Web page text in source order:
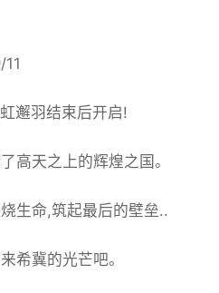
邂羽结束后开启!
高天之上的辉煌之国。
生命,筑起最后的壁垒..
希冀的光芒吧。